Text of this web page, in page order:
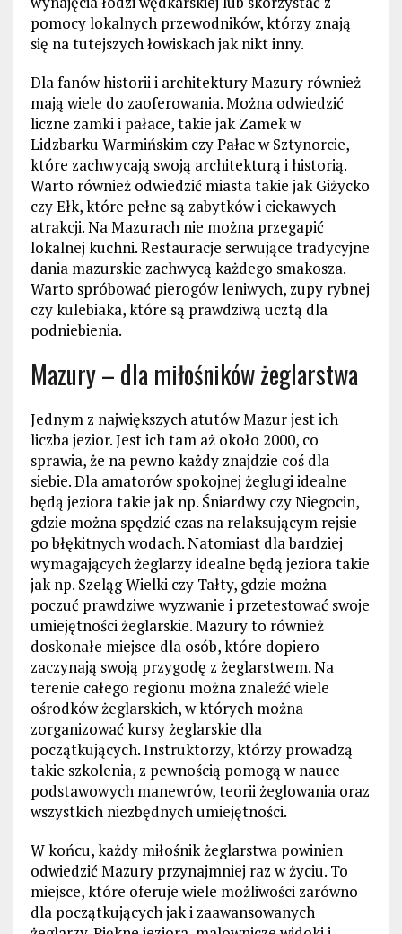
pomocy lokalnych przewodników, którzy znają
się na tutejszych łowiskach jak nikt inny.
Dla fanów historii i architektury Mazury również
mają wiele do zaoferowania. Można odwiedzić
liczne zamki i pałace, takie jak Zamek w
Lidzbarku Warmińskim czy Pałac w Sztynorcie,
które zachwycają swoją architekturą i historią.
Warto również odwiedzić miasta takie jak Giżycko
czy Ełk, które pełne są zabytków i ciekawych
atrakcji. Na Mazurach nie można przegapić
lokalnej kuchni. Restauracje serwujące tradycyjne
dania mazurskie zachwycą każdego smakosza.
Warto spróbować pierogów leniwych, zupy rybnej
czy kulebiaka, które są prawdziwą ucztą dla
podniebienia.
Mazury – dla miłośników żeglarstwa
Jednym z największych atutów Mazur jest ich
liczba jezior. Jest ich tam aż około 2000, co
sprawia, że na pewno każdy znajdzie coś dla
siebie. Dla amatorów spokojnej żeglugi idealne
będą jeziora takie jak np. Śniardwy czy Niegocin,
gdzie można spędzić czas na relaksującym rejsie
po błękitnych wodach. Natomiast dla bardziej
wymagających żeglarzy idealne będą jeziora takie
jak np. Szeląg Wielki czy Tałty, gdzie można
poczuć prawdziwe wyzwanie i przetestować swoje
umiejętności żeglarskie. Mazury to również
doskonałe miejsce dla osób, które dopiero
zaczynają swoją przygodę z żeglarstwem. Na
terenie całego regionu można znaleźć wiele
ośrodków żeglarskich, w których można
zorganizować kursy żeglarskie dla
początkujących. Instruktorzy, którzy prowadzą
takie szkolenia, z pewnością pomogą w nauce
podstawowych manewrów, teorii żeglowania oraz
wszystkich niezbędnych umiejętności.
W końcu, każdy miłośnik żeglarstwa powinien
odwiedzić Mazury przynajmniej raz w życiu. To
miejsce, które oferuje wiele możliwości zarówno
dla początkujących jak i zaawansowanych